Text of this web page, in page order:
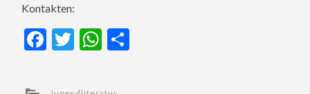
Kontakten:
Facebook
TwitterWhatsApp